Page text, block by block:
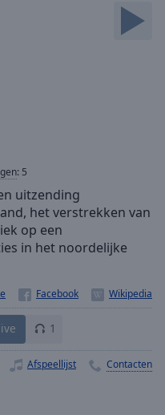
: 5
uitzending
het verstrekken van
op een
in het noordelijke
1
Afspeellijst Contacten